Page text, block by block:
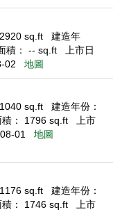
sq.ft
建造年
積： -- sq.ft
上市日
02
地圖
sq.ft
建造年份：
積： 1796 sq.ft
上市
01
地圖
sq.ft
建造年份：
積： 1746 sq.ft
上市